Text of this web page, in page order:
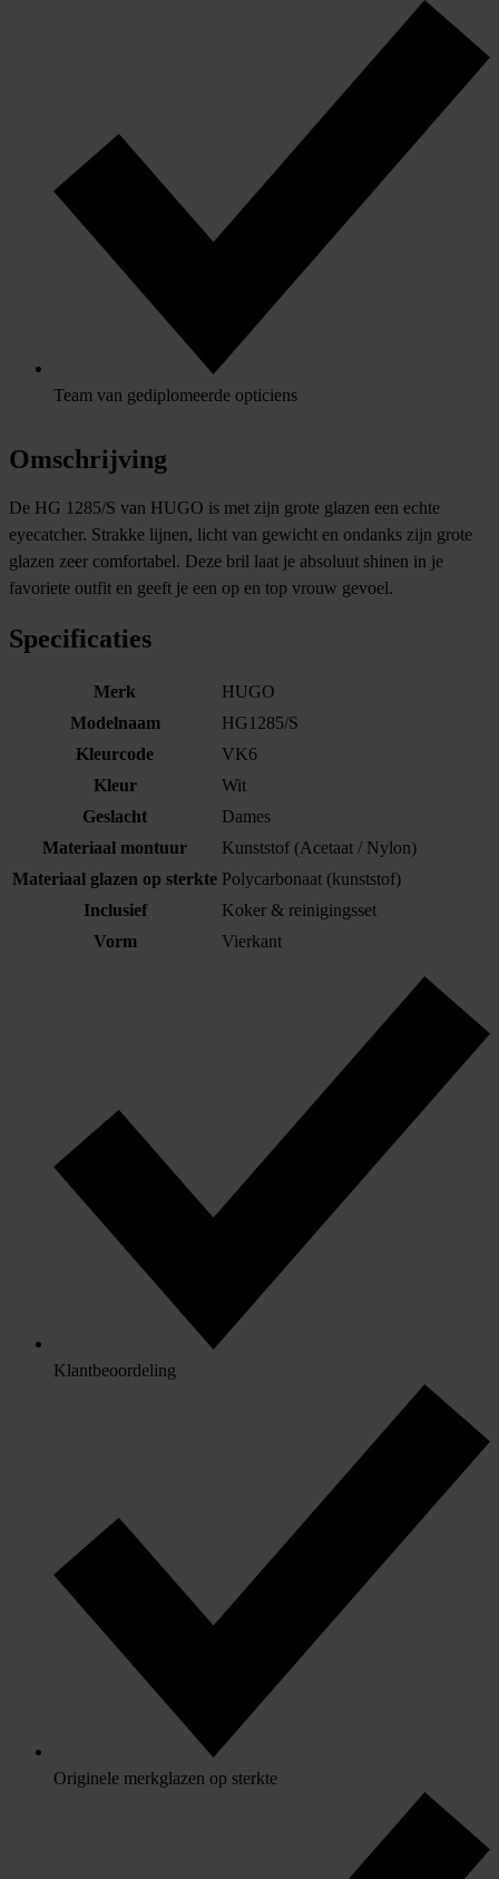
Team van gediplomeerde opticiens
Omschrijving
De HG 1285/S van HUGO is met zijn grote glazen een echte
eyecatcher. Strakke lijnen, licht van gewicht en ondanks zijn grote
glazen zeer comfortabel. Deze bril laat je absoluut shinen in je
favoriete outfit en geeft je een op en top vrouw gevoel.
Specificaties
Merk
HUGO
Modelnaam
HG1285/S
Kleurcode
VK6
Kleur
Wit
Geslacht
Dames
Materiaal montuur
Kunststof (Acetaat / Nylon)
Materiaal glazen op sterkte Polycarbonaat (kunststof)
Inclusief
Koker & reinigingsset
Vorm
Vierkant
Klantbeoordeling
Originele merkglazen op sterkte